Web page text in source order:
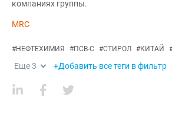
компаниях группы.
MRC
#НЕФТЕХИМИЯ #ПСВ-С #СТИРОЛ #КИТАЙ
Еще3 +Добавить все теги в фильтр